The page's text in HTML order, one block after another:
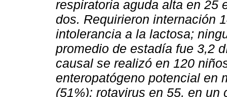
respiratoria aguda alta en 25
dos. Requirieron internación
intolerancia a la lactosa;
promedio de estadía fue 3,2
causal se realizó en 120
enteropatógeno potencial en
(51%): rotavirus en 55, en